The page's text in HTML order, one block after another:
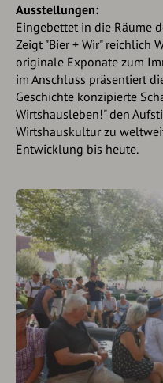
Ausstellungen:
Eingebettet in die Räume
Zeigt "Bier + Wir" reichlich
originale Exponate zum
im Anschluss präsentiert
Geschichte konzipierte
Wirtshausleben!" den
Wirtshauskultur zu
Entwicklung bis heute.